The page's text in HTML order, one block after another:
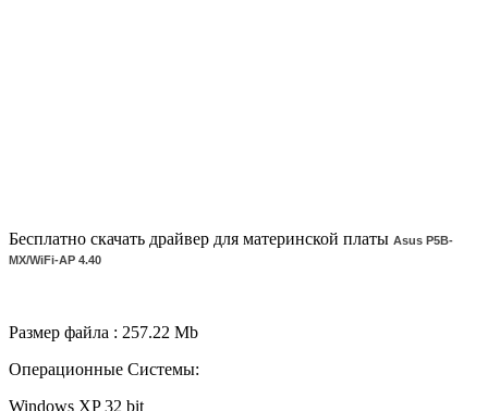
Бесплатно скачать драйвер для материнской платы Asus P5B-
MX/WiFi-AP 4.40
Размер файла : 257.22 Mb
Операционные Системы:
Windows XP 32 bit